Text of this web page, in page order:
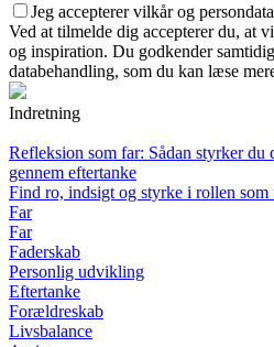
Jeg accepterer vilkår og
Ved at tilmelde dig accepterer du, at
og inspiration. Du godkender
databehandling, som du kan læse
Indretning
Refleksion som far: Sådan styrker
gennem eftertanke
Find ro, indsigt og styrke i rollen som
Far
Far
Faderskab
Personlig udvikling
Eftertanke
Forældreskab
Livsbalance